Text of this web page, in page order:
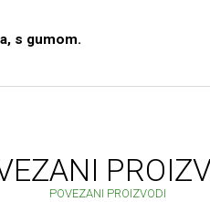
s gumom.
POVEZANI PROIZVODI